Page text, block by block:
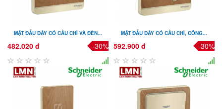
MẶT ĐẤU DÂY CÓ CẦU CHÌ VÀ ĐÈN...
482.020 đ -30%
MẶT ĐẤU DÂY CÓ CẦU CHÌ, CÔNG...
592.900 đ -30%